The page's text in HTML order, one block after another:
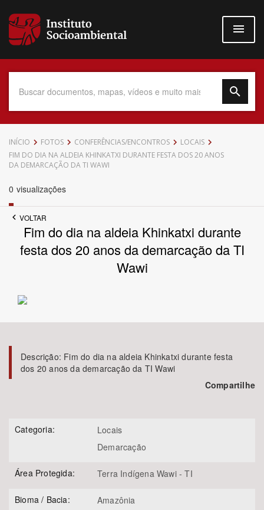
para
conteúdo
Data do Documento
Tema
Subtema
INÍCIO FOTOS CONFERÊNCIAS/ENCONTROS
LOCAIS
FIM DO DIA NA ALDEIA KHINKATXI DURANTE FESTA DOS 20 ANOS
DA DEMARCAÇÃO DA TI WAWI
0 visualizações
VOLTAR
Fim do dia na aldeia Khinkatxi durante
festa dos 20 anos da demarcação da TI
Wawi
Descrição: Fim do dia na aldeia Khinkatxi durante festa
dos 20 anos da demarcação da TI Wawi
Compartilhe
Categoria:
Locais
Demarcação
Área Protegida: Terra Indígena Wawi - TI
Bioma / Bacia:
Amazônia